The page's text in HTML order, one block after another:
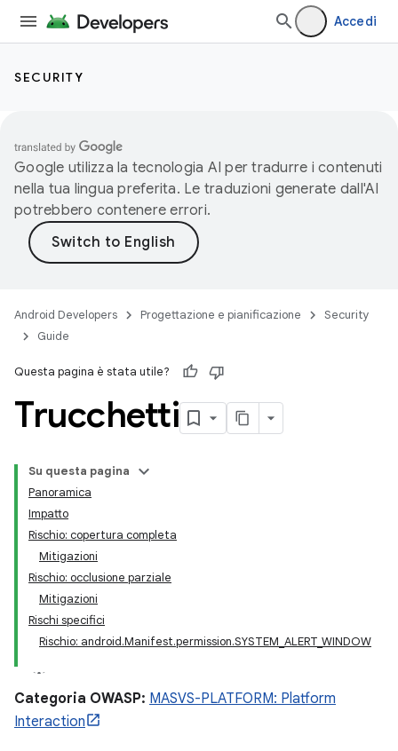
Accedi
SECURITY
Google utilizza la tecnologia AI per tradurre i contenuti
nella tua lingua preferita. Le traduzioni generate dall'AI
potrebbero contenere errori.
Android Developers Progettazione e pianificazione
Security
Guide
Questa pagina è stata utile?
Trucchetti
Su questa pagina
Panoramica
Impatto
Rischio: copertura completa
Mitigazioni
Rischio: occlusione parziale
Mitigazioni
Rischi specifici
Rischio: android.Manifest.permission.SYSTEM_ALERT_WINDOW
Categoria OWASP: MASVS-PLATFORM: Platform
Interaction